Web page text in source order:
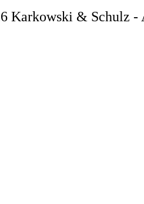
Karkowski & Schulz